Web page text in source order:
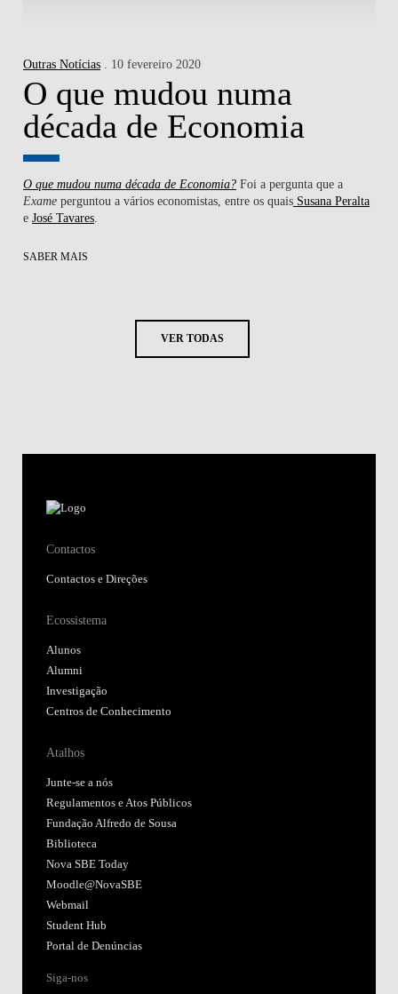
Outras Notícias . 10 fevereiro 2020
O que mudou numa
década de Economia
O que mudou numa década de Economia? Foi a pergunta que a
Exameperguntou a vários economistas, entre os quais Susana Peralta
e José Tavares
SABER MAIS
VER TODAS
Contactos
Contactos e Direções
Ecossistema
Alunos
Alumni
Investigação
Centros de Conhecimento
Atalhos
Junte-se a nós
Regulamentos e Atos Públicos
Fundação Alfredo de Sousa
Biblioteca
Nova SBE Today
Moodle@NovaSBE
Webmail
Student Hub
Portal de Denúncias
Siga-nos